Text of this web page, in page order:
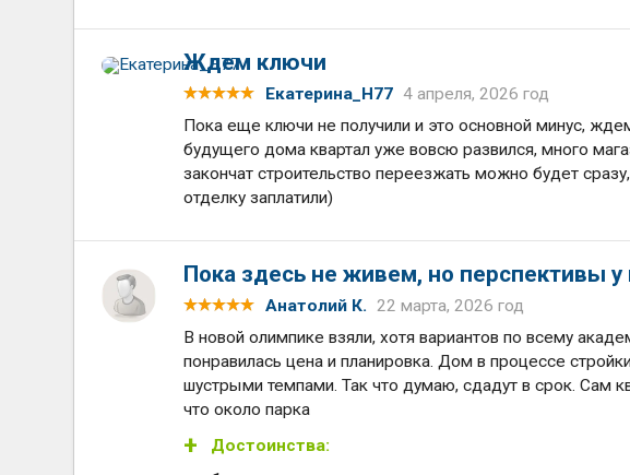
Ждем ключи
Екатерина_Н77 4 апреля, 2026 год
Пока еще ключи не получили и это основной минус,
будущего дома квартал уже вовсю развился, много
закончат строительство переезжать можно будет
отделку заплатили)
Пока здесь не живем, но перспективы у
Анатолий К. 22 марта, 2026 год
В новой олимпике взяли, хотя вариантов по всему
понравилась цена и планировка. Дом в процессе
шустрыми темпами. Так что думаю, сдадут в срок. Сам
что около парка
Достоинства: